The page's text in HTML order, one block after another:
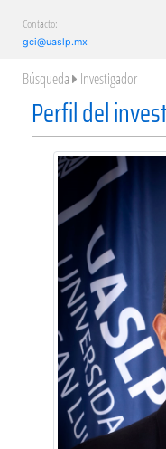
Contacto:
gci@uaslp.mx
Búsqueda Investigador
Perfil del